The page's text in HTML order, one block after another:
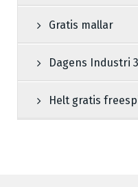
Gratis mallar
Dagens Industri
Helt gratis